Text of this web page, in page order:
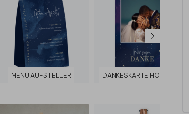
MENÜ AUFSTELLER DANKESKARTE HOCHZEIT